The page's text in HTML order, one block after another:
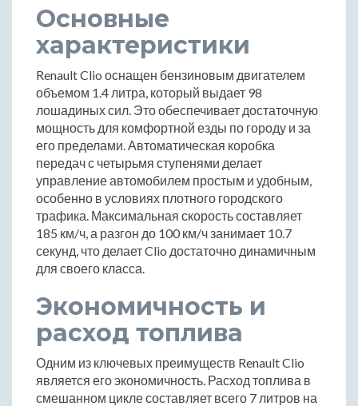
Основные
характеристики
Renault Clio оснащен бензиновым двигателем
объемом 1.4 литра, который выдает 98
лошадиных сил. Это обеспечивает достаточную
мощность для комфортной езды по городу и за
его пределами. Автоматическая коробка
передач с четырьмя ступенями делает
управление автомобилем простым и удобным,
особенно в условиях плотного городского
трафика. Максимальная скорость составляет
185 км/ч, а разгон до 100 км/ч занимает 10.7
секунд, что делает Clio достаточно динамичным
для своего класса.
Экономичность и
расход топлива
Одним из ключевых преимуществ Renault Clio
является его экономичность. Расход топлива в
смешанном цикле составляет всего 7 литров на